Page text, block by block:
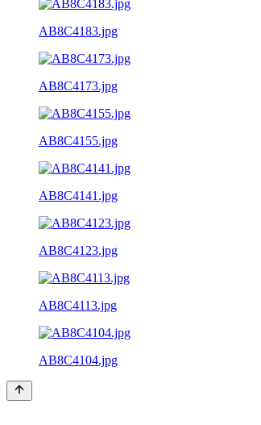
AB8C4183.jpg
AB8C4173.jpg
AB8C4155.jpg
AB8C4141.jpg
AB8C4123.jpg
AB8C4113.jpg
AB8C4104.jpg